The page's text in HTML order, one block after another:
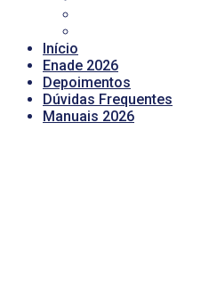
Início
Enade 2026
Depoimentos
Dúvidas Frequentes
Manuais 2026